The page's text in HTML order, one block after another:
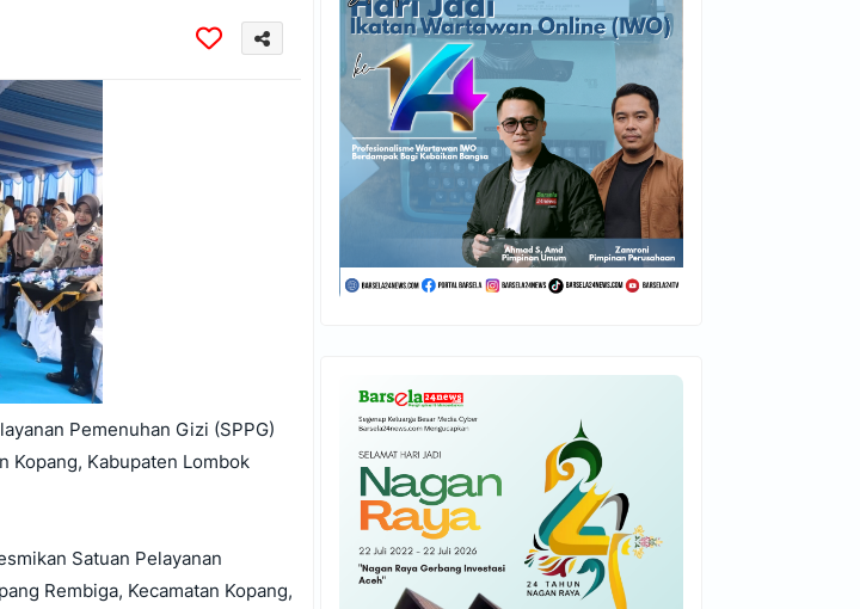
Pemenuhan Gizi (SPPG)
Kopang, Kabupaten Lombok
Satuan Pelayanan
Rembiga, Kecamatan Kopang,